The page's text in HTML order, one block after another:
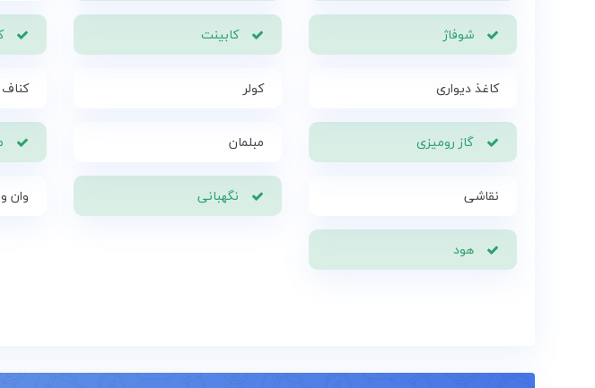
شوفاژ کابینت
کاغذ دیواری کولر کناف
گاز رومیزی مبلمان
نقاشی نگهبانی وان
هود